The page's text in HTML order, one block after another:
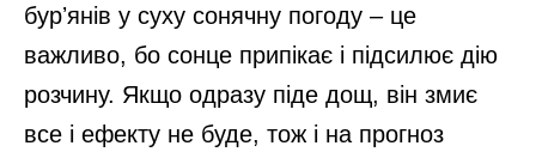
бурʼянів у суху сонячну погоду – це
важливо, бо сонце припікає і підсилює дію
розчину. Якщо одразу піде дощ, він змиє
все і ефекту не буде, тож і на прогноз